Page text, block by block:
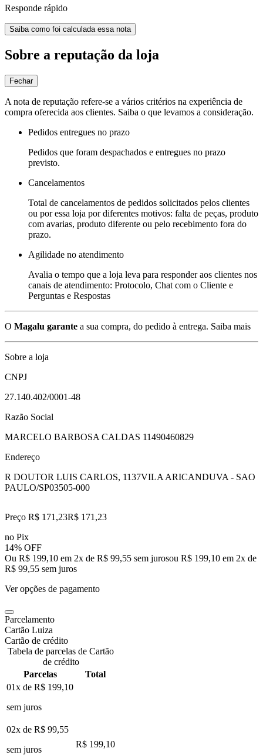
Responde rápido
Saiba como foi calculada essa nota
Sobre a reputação da loja
Fechar
A nota de reputação refere-se a vários critérios na experiência de
compra oferecida aos clientes. Saiba o que levamos a consideração.
Pedidos entregues no prazo
Pedidos que foram despachados e entregues no prazo
previsto.
Cancelamentos
Total de cancelamentos de pedidos solicitados pelos clientes
ou por essa loja por diferentes motivos: falta de peças, produto
com avarias, produto diferente ou pelo recebimento fora do
prazo.
Agilidade no atendimento
Avalia o tempo que a loja leva para responder aos clientes nos
canais de atendimento: Protocolo, Chat com o Cliente e
Perguntas e Respostas
O Magalu garante a sua compra, do pedido à entrega. Saiba mais
Sobre a loja
CNPJ
27.140.402/0001-48
Razão Social
MARCELO BARBOSA CALDAS 11490460829
Endereço
R DOUTOR LUIS CARLOS, 1137VILA ARICANDUVA - SAO
PAULO/SP03505-000
Preço R$ 171,23R$ 171 ,23
no Pix
14% OFF
Ou R$ 199,10 em 2x de R$ 99,55 sem jurosou R$ 199,10 em 2x de
R$ 99,55 sem juros
Ver opções de pagamento
Parcelamento
Cartão Luiza
Cartão de crédito
Tabela de parcelas de Cartão
de crédito
Parcelas
Total
01x de R$ 199,10
sem juros
02x de R$ 99,55
sem juros
R$ 199,10